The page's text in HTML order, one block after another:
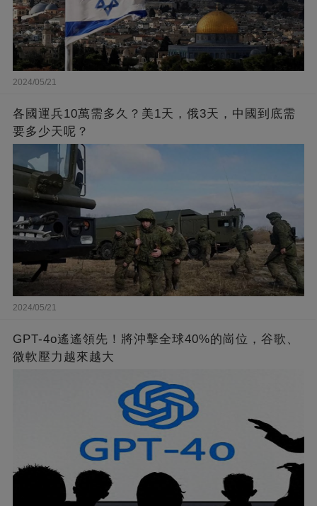
2024/05/21
各國運兵10萬需多久？美1天，俄3天，中國到底需
要多少天呢？
2024/05/21
GPT-4o遙遙領先！將沖擊全球40%的崗位，谷歌、
微軟壓力越來越大